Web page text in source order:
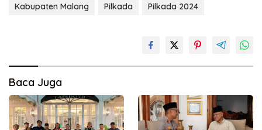
Kabupaten Malang Pilkada Pilkada 2024
Baca Juga